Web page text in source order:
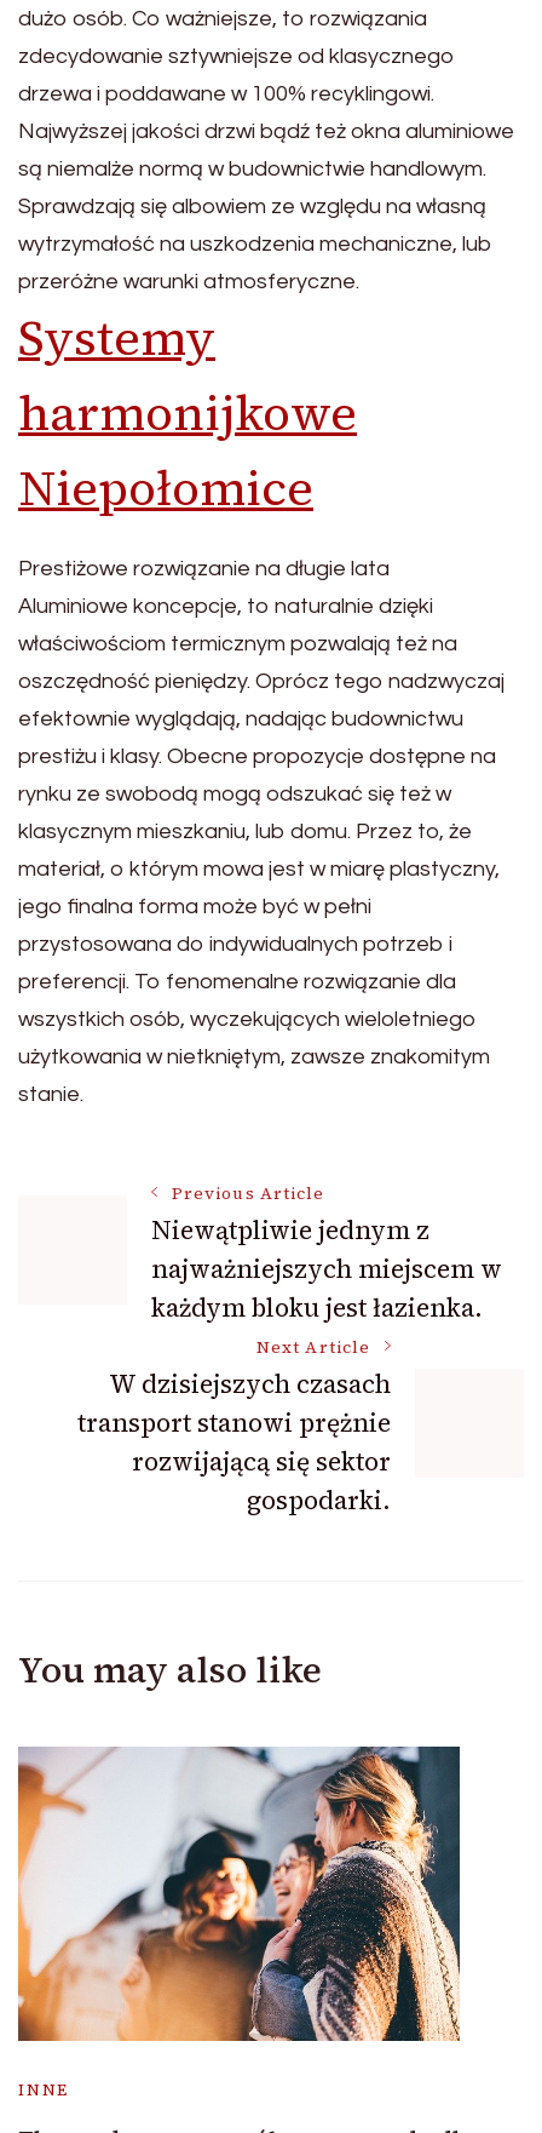
dużo osób. Co ważniejsze, to rozwiązania
zdecydowanie sztywniejsze od klasycznego
drzewa i poddawane w 100% recyklingowi.
Najwyższej jakości drzwi bądź też okna aluminiowe
są niemalże normą w budownictwie handlowym.
Sprawdzają się albowiem ze względu na własną
wytrzymałość na uszkodzenia mechaniczne, lub
przeróżne warunki atmosferyczne.
Systemy
harmonijkowe
Niepołomice
Prestiżowe rozwiązanie na długie lata
Aluminiowe koncepcje, to naturalnie dzięki
właściwościom termicznym pozwalają też na
oszczędność pieniędzy. Oprócz tego nadzwyczaj
efektownie wyglądają, nadając budownictwu
prestiżu i klasy. Obecne propozycje dostępne na
rynku ze swobodą mogą odszukać się też w
klasycznym mieszkaniu, lub domu. Przez to, że
materiał, o którym mowa jest w miarę plastyczny,
jego finalna forma może być w pełni
przystosowana do indywidualnych potrzeb i
preferencji. To fenomenalne rozwiązanie dla
wszystkich osób, wyczekujących wieloletniego
użytkowania w nietkniętym, zawsze znakomitym
stanie.
Navigation
Previous Article
Niewątpliwie jednym z
najważniejszych miejscem w
każdym bloku jest łazienka.
Next Article
W dzisiejszych czasach
transport stanowi prężnie
rozwijającą się sektor
gospodarki.
You may also like
INNE